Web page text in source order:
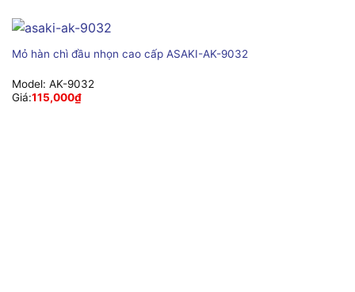
Mỏ hàn chì đầu nhọn cao cấp ASAKI-AK-9032
Model: AK-9032
Giá:115,000₫